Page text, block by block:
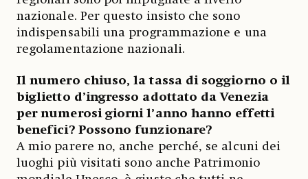
nazionale. Per questo insisto che sono
indispensabili una programmazione e una
regolamentazione nazionali.
Il numero chiuso, la tassa di soggiorno o il
biglietto d’ingresso adottato da Venezia
per numerosi giorni l’anno hanno effetti
benefici? Possono funzionare?
A mio parere no, anche perché, se alcuni dei
luoghi più visitati sono anche Patrimonio